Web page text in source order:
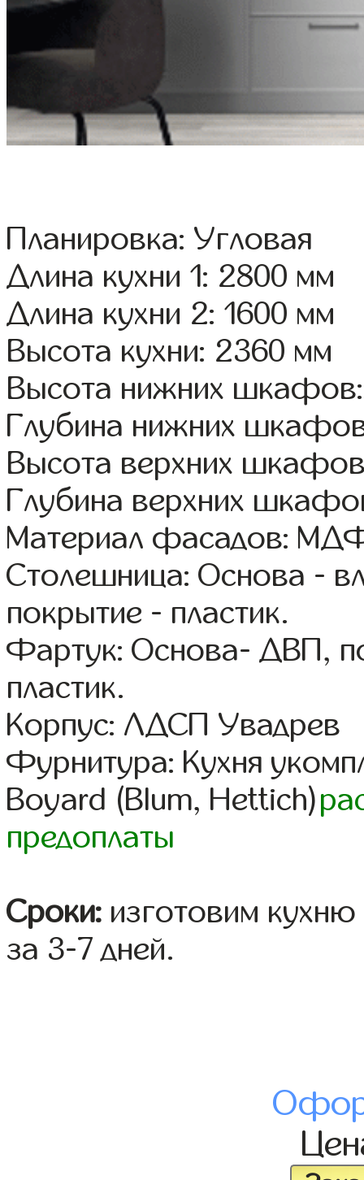
Планировка: Угловая
Длина кухни 1: 2800 мм
Длина кухни 2: 1600 мм
Высота кухни: 2360 мм
Высота нижних
Глубина нижних
Высота верхних
Глубина верхних
Материал фасадов:
Столешница: Основа -
покрытие - пластик.
Фартук: Основа- ДВП,
пластик.
Корпус: ЛДСП Увадрев
Фурнитура: Кухня
Boyard (Blum, Hettich)
предоплаты
Сроки: изготовим
за 3-7 дней.